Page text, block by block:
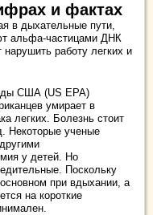
и фактах
в дыхательные пути,
альфа-частицами ДНК
работу легких и
США (US EPA)
умирает в
легких. Болезнь стоит
Некоторые ученые
у детей. Но
Поскольку
при вдыхании, а
на короткие